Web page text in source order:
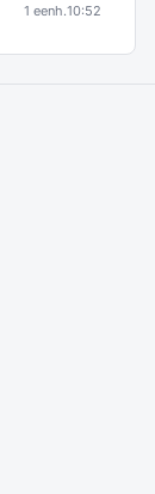
1 eenh.10:52